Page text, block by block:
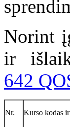
Norint
ir
642
Nr. Kurso kodas